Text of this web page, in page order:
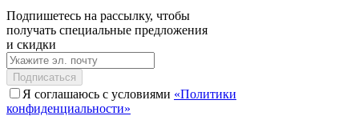
Подпишетесь на рассылку, чтобы
получать специальные предложения
и скидки
Подписаться
Я соглашаюсь с условиями «Политики
конфиденциальности»